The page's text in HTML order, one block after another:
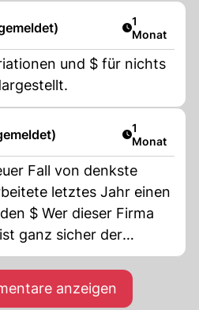
Artikel
1
Monat
und $ für nichts
Artikel
1
Monat
Fall von denkste
ganz sicher der
im
dem Mars ,dabei wird
anzeigen